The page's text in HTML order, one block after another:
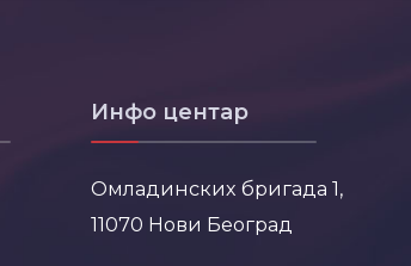
Инфо центар
Омладинских бригада 1,
11070 Нови Београд